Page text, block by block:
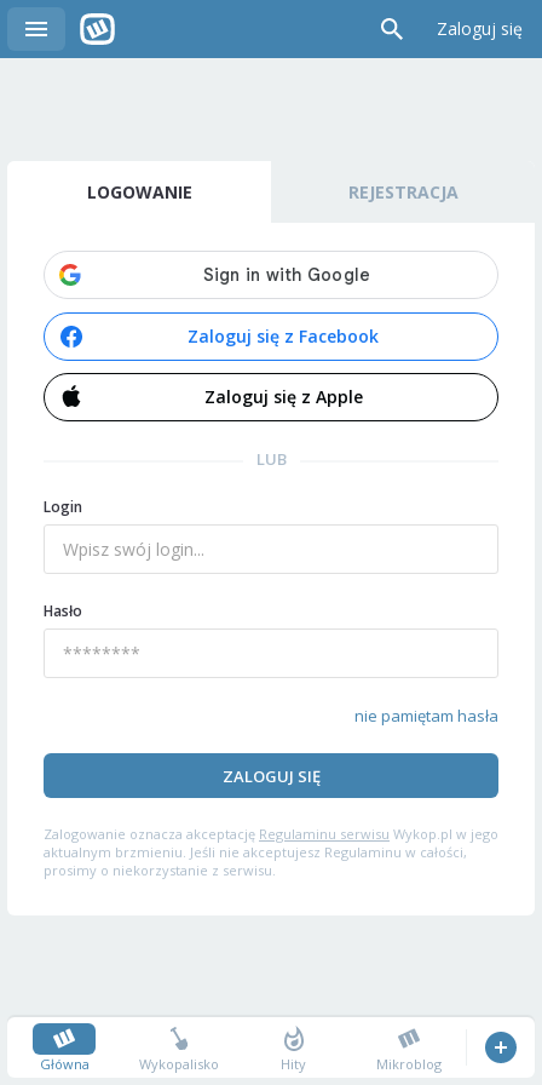
Zaloguj się
LOGOWANIE REJESTRACJA
Zaloguj się z Facebook
Zaloguj się z Apple
LUB
Login
Hasło
nie pamiętam hasła
ZALOGUJ SIĘ
Zalogowanie oznacza akceptację Regulaminu serwisu Wykop.pl w jego
aktualnym brzmieniu. Jeśli nie akceptujesz Regulaminu w całości,
prosimy o niekorzystanie z serwisu.
Główna Wykopalisko Hity Mikroblog